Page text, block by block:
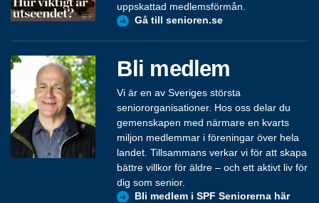
uppskattad medlemsförmån.
Gå till senioren.se
Bli medlem
Vi är en av Sveriges största
seniororganisationer. Hos oss delar du
gemenskapen med närmare en kvarts
miljon medlemmar i föreningar över hela
landet. Tillsammans verkar vi för att skapa
bättre villkor för äldre – och ett aktivt liv för
dig som senior.
Bli medlem i SPF Seniorerna här